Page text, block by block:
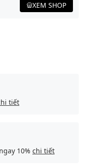
XEM SHOP
tiết
10% chi tiết